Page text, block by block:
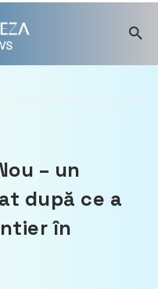
– un
după ce a
în